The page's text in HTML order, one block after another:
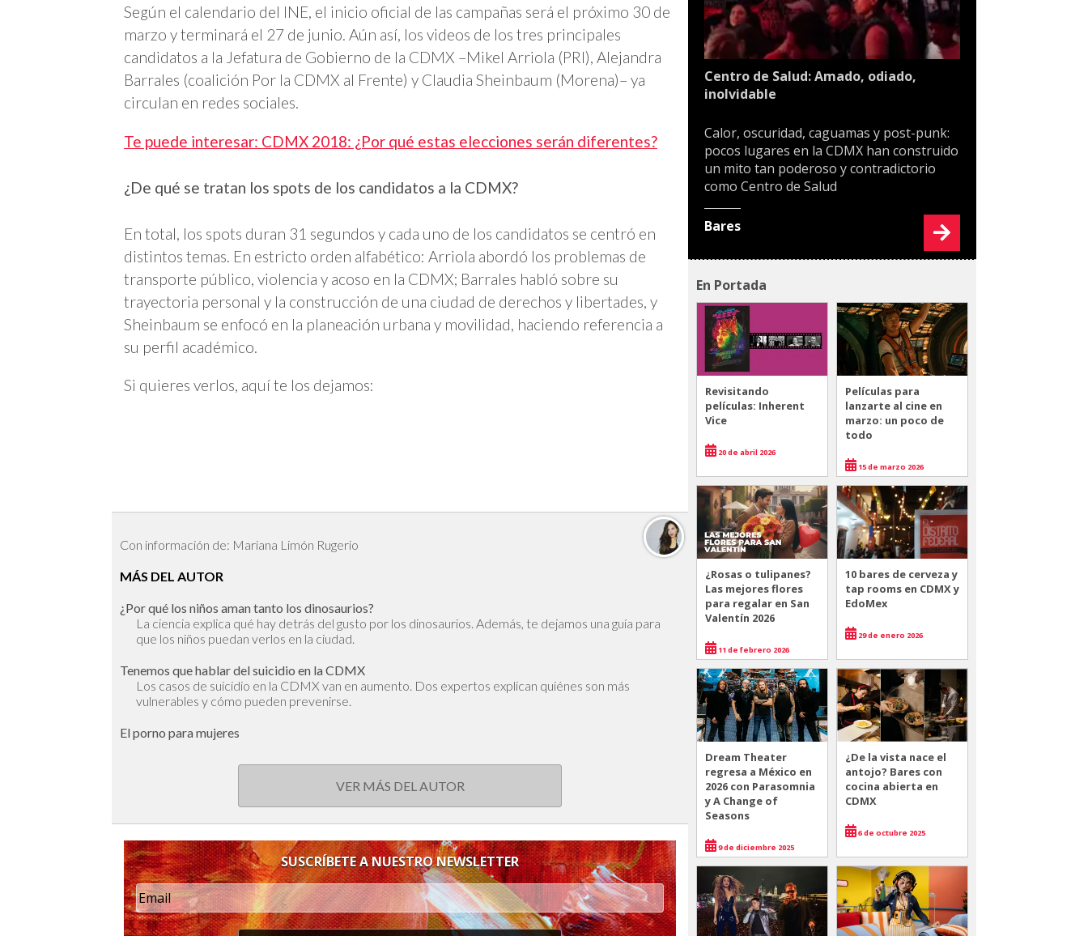
Según el calendario del INE, el inicio oficial de las campañas será el próximo 30 de
marzo y terminará el 27 de junio. Aún así, los videos de los tres principales
candidatos a la Jefatura de Gobierno de la CDMX –Mikel Arriola (PRI), Alejandra
Barrales (coalición Por la CDMX al Frente) y Claudia Sheinbaum (Morena)– ya
circulan en redes sociales.
Te puede interesar: CDMX 2018: ¿Por qué estas elecciones serán diferentes?
¿De qué se tratan los spots de los candidatos a la CDMX?
En total, los spots duran 31 segundos y cada uno de los candidatos se centró en
distintos temas. En estricto orden alfabético: Arriola abordó los problemas de
transporte público, violencia y acoso en la CDMX; Barrales habló sobre su
trayectoria personal y la construcción de una ciudad de derechos y libertades, y
Sheinbaum se enfocó en la planeación urbana y movilidad, haciendo referencia a
su perfil académico.
Si quieres verlos, aquí te los dejamos:
Con información de: Mariana Limón Rugerio
MÁS DEL AUTOR
¿Por qué los niños aman tanto los dinosaurios?
La ciencia explica qué hay detrás del gusto por los dinosaurios. Además, te dejamos una guía para
que los niños puedan verlos en la ciudad.
Tenemos que hablar del suicidio en la CDMX
Los casos de suicidio en la CDMX van en aumento. Dos expertos explican quiénes son más
vulnerables y cómo pueden prevenirse.
El porno para mujeres
VER MÁS DEL AUTOR
SUSCRÍBETE A NUESTRO NEWSLETTER
Centro de Salud: Amado, odiado,
inolvidable
Calor, oscuridad, caguamas y post-punk:
pocos lugares en la CDMX han construido
un mito tan poderoso y contradictorio
como Centro de Salud
Bares
En Portada
Revisitando
películas: Inherent
Vice
20 de abril 2026
Películas para
lanzarte al cine en
marzo: un poco de
todo
15 de marzo 2026
¿Rosas o tulipanes?
Las mejores flores
para regalar en San
Valentín 2026
11 de febrero 2026
10 bares de cerveza y
tap rooms en CDMX y
EdoMex
29 de enero 2026
Dream Theater
regresa a México en
2026 con Parasomnia
y A Change of
Seasons
9 de diciembre 2025
¿De la vista nace el
antojo? Bares con
cocina abierta en
CDMX
6 de octubre 2025